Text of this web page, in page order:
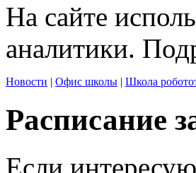
На сайте
аналитики.
Новости | Офис школы | Школа
Расписание
Если